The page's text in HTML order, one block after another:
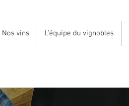
Nos vins L'équipe du vignobles